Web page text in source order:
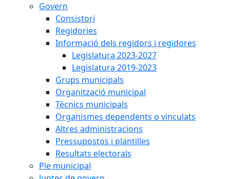
Govern
Consistori
Regidories
Informació dels regidors i regidores
Legislatura 2023-2027
Legislatura 2019-2023
Grups municipals
Organització municipal
Tècnics municipals
Organismes dependents o vinculats
Altres administracions
Pressupostos i plantilles
Resultats electorals
Ple municipal